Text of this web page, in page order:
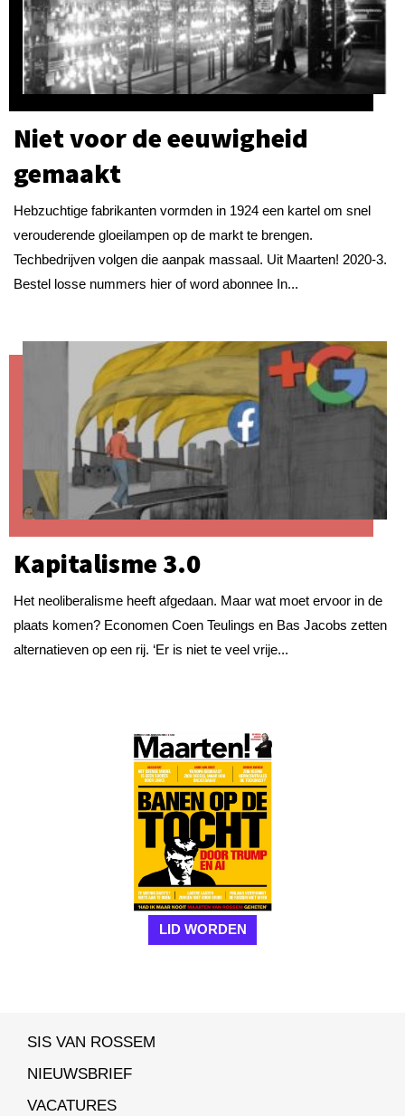
Niet voor de eeuwigheid
gemaakt
Hebzuchtige fabrikanten vormden in 1924 een kartel om snel
verouderende gloeilampen op de markt te brengen.
Techbedrijven volgen die aanpak massaal. Uit Maarten! 2020-3.
Bestel losse nummers hier of word abonnee In...
Kapitalisme 3.0
Het neoliberalisme heeft afgedaan. Maar wat moet ervoor in de
plaats komen? Economen Coen Teulings en Bas Jacobs zetten
alternatieven op een rij. ‘Er is niet te veel vrije...
LID WORDEN
SIS VAN ROSSEM
NIEUWSBRIEF
VACATURES